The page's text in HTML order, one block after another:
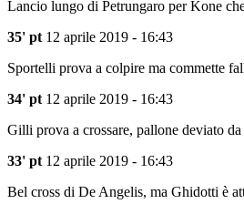
Lancio lungo di Petrungaro per Kone
35' pt 12 aprile 2019 - 16:43
Sportelli prova a colpire ma commette
34' pt 12 aprile 2019 - 16:43
Gilli prova a crossare, pallone deviato
33' pt 12 aprile 2019 - 16:43
Bel cross di De Angelis, ma Ghidotti è